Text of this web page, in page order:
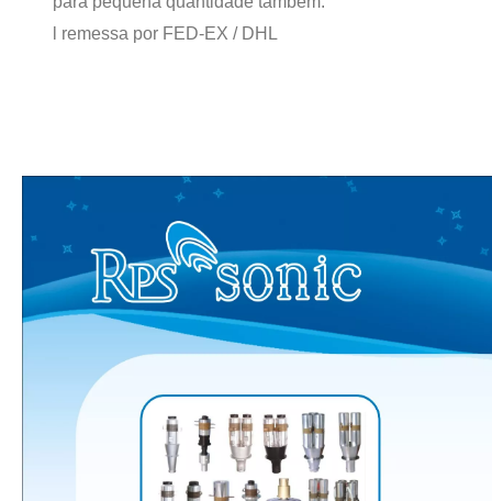
Atualmente, a pesquisa sobre a extração de antioxidantes e
l remessa por FED-EX / DHL